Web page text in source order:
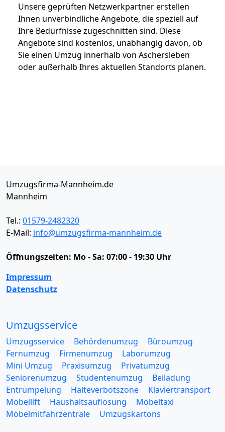
Unsere geprüften Netzwerkpartner erstellen
Ihnen unverbindliche Angebote, die speziell auf
Ihre Bedürfnisse zugeschnitten sind. Diese
Angebote sind kostenlos, unabhängig davon, ob
Sie einen Umzug innerhalb von Aschersleben
oder außerhalb Ihres aktuellen Standorts planen.
Umzugsfirma-Mannheim.de
Mannheim
Tel.: 01579-2482320
E-Mail: info@umzugsfirma-mannheim.de
Öffnungszeiten: Mo - Sa: 07:00 - 19:30 Uhr
Impressum
Datenschutz
Umzugsservice
Umzugsservice Behördenumzug
Büroumzug
Fernumzug
Firmenumzug
Laborumzug
Mini Umzug
Praxisumzug
Privatumzug
Seniorenumzug
Studentenumzug
Beiladung
Entrümpelung
Halteverbotszone
Klaviertransport
Möbellift
Haushaltsauflösung
Möbeltaxi
Möbelmitfahrzentrale
Umzugskartons